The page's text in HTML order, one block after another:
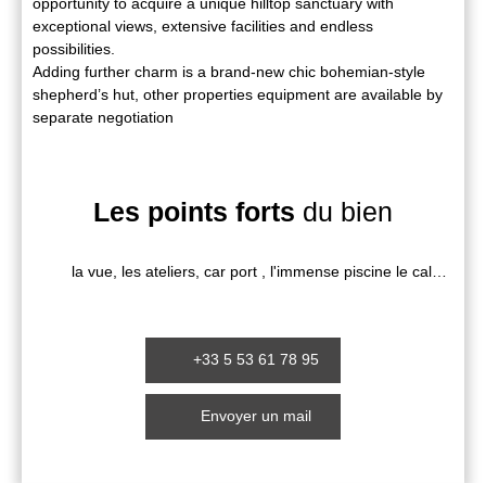
exceptional views, extensive facilities and endless
possibilities.
Adding further charm is a brand-new chic bohemian-style
shepherd’s hut, other properties equipment are available by
separate negotiation
Les points forts du bien
+33 5 53 61 78 95
Envoyer un mail